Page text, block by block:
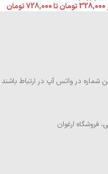
328,000تومانتا728,000تومان
در واتس آپ در ارتباط باشند
فروشگاه ارغوان